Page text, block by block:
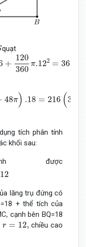
quạt
+
120
360
π.122 = 36
π.122
48π) .18 = 216 (3
216 m3
tích phân tính
khối sau:
được
12
lăng trụ đứng có
+ thể tích của
cạnh bên BQ=18
r = 12,
r=12, chiều cao